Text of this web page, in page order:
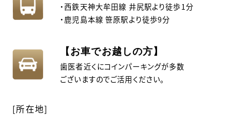
・西鉄天神大牟田線 井尻駅より徒歩1分
・鹿児島本線 笹原駅より徒歩9分
【お車でお越しの方】
歯医者近くにコインパーキングが多数
ございますのでご活用ください。
[所在地]